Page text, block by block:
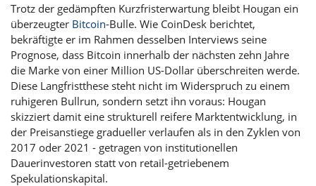
Trotz der gedämpften Kurzfristerwartung bleibt Hougan ein
überzeugter Bitcoin-Bulle. Wie CoinDesk berichtet,
bekräftigte er im Rahmen desselben Interviews seine
Prognose, dass Bitcoin innerhalb der nächsten zehn Jahre
die Marke von einer Million US-Dollar überschreiten werde.
Diese Langfristthese steht nicht im Widerspruch zu einem
ruhigeren Bullrun, sondern setzt ihn voraus: Hougan
skizziert damit eine strukturell reifere Marktentwicklung, in
der Preisanstiege gradueller verlaufen als in den Zyklen von
2017 oder 2021 - getragen von institutionellen
Dauerinvestoren statt von retail-getriebenem
Spekulationskapital.